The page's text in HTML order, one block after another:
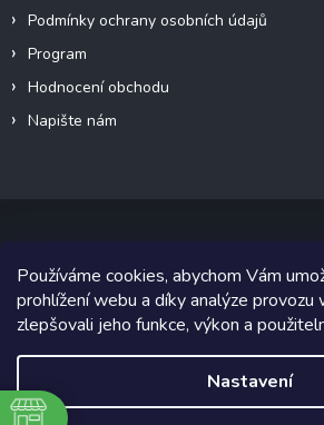
Používáme cookies, abychom Vám
prohlížení webu a díky analýze provozu
zlepšovali jeho funkce, výkon a
Nastavení
Podmínky ochrany osobních údajů
Program
Hodnocení obchodu
Napište nám
Copyright 2026Canalogy.cz.
Grafický návrh vytvořil a na Shoptet
Shoptetak.cz.